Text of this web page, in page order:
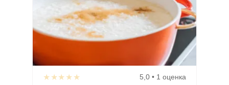
★★★★★ 5,0 • 1 оценка